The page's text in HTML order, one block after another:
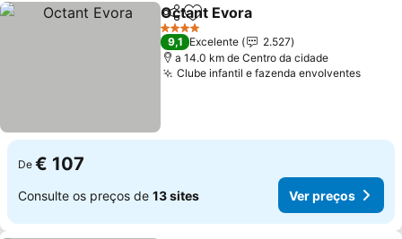
PartilharAdicionar aos favoritos
Octant Evora
4 Estrelas
9,1 Excelente
2.527
a 14.0 km de Centro da cidade
Clube infantil e fazenda envolventes
De € 107
Consulte os preços de 13 sites Ver preços